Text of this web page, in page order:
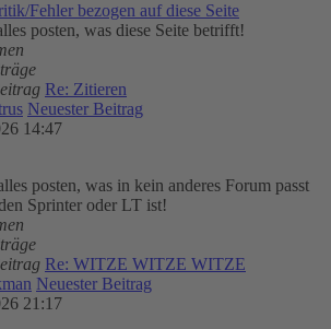
Fehler bezogen auf diese Seite
posten, was diese Seite betrifft!
Re: Zitieren
Neuester Beitrag
14:47
posten, was in kein anderes Forum passt
Sprinter oder LT ist!
Re: WITZE WITZE WITZE
Neuester Beitrag
21:17